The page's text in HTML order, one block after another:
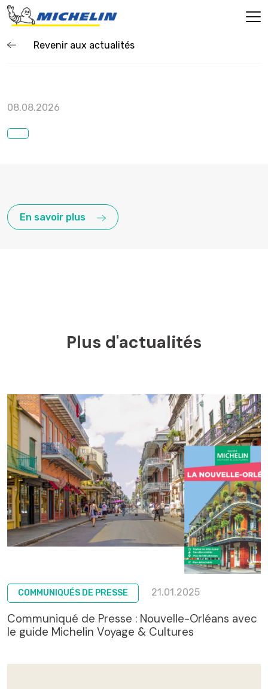
Revenir aux actualités
08.08.2026
En savoir plus
Plus d'actualités
COMMUNIQUÉS DE PRESSE 21.01.2025
Communiqué de Presse : Nouvelle-Orléans avec
le guide Michelin Voyage & Cultures